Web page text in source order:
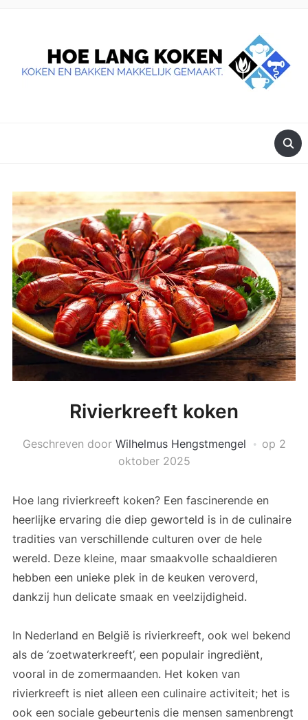
Rivierkreeft koken
Geschreven door Wilhelmus Hengstmengel op 2
oktober 2025
Hoe lang rivierkreeft koken? Een fascinerende en
heerlijke ervaring die diep geworteld is in de culinaire
tradities van verschillende culturen over de hele
wereld. Deze kleine, maar smaakvolle schaaldieren
hebben een unieke plek in de keuken veroverd,
dankzij hun delicate smaak en veelzijdigheid.
In Nederland en België is rivierkreeft, ook wel bekend
als de ‘zoetwaterkreeft’, een populair ingrediënt,
vooral in de zomermaanden. Het koken van
rivierkreeft is niet alleen een culinaire activiteit; het is
ook een sociale gebeurtenis die mensen samenbrengt